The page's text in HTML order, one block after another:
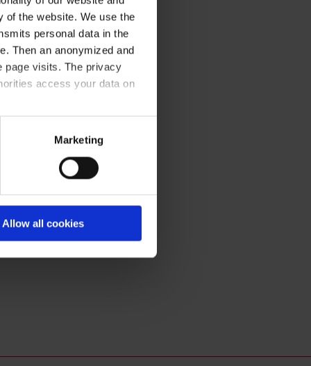
of the website. We use the
personal data in the
Then an anonymized and
page visits. The privacy
access your data on
statement
Marketing
Allow all cookies